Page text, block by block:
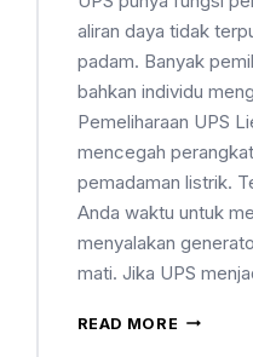
aliran daya tidak
padam. Banyak
bahkan individu
Pemeliharaan UPS
mencegah
pemadaman listrik.
Anda waktu untuk
menyalakan
mati. Jika UPS
READ MORE